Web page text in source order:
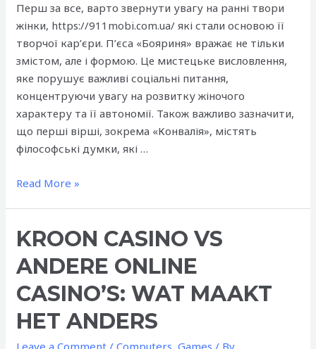
Перш за все, варто звернути увагу на ранні твори
жінки, https://911mobi.com.ua/ які стали основою її
творчої кар’єри. П’єса «Бояриня» вражає не тільки
змістом, але і формою. Це мистецьке висловлення,
яке порушує важливі соціальні питання,
концентруючи увагу на розвитку жіночого
характеру та її автономії. Також важливо зазначити,
що перші вірші, зокрема «Конвалія», містять
філософські думки, які …
Перші
Українки
літературному
мистецтві
України
Read More »
KROON CASINO VS
ANDERE ONLINE
CASINO’S: WAT MAAKT
HET ANDERS
Leave a Comment /Computers, Games / By